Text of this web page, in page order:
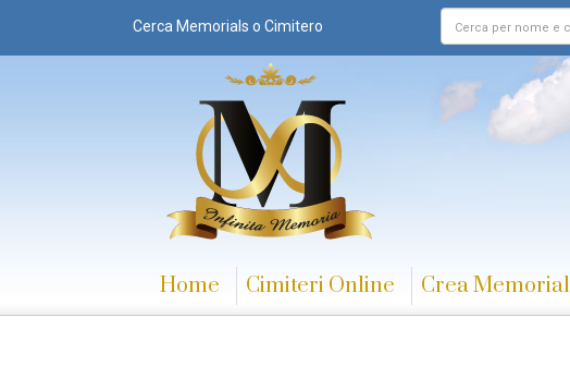
Cerca Memorials o Cimitero
Home Cimiteri Online Crea Memorial